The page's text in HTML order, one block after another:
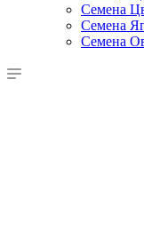
Семена
Семена
Семена